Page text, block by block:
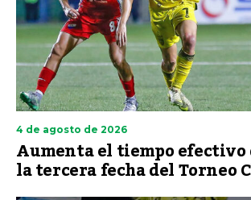
4 de agosto de 2026
Aumenta el tiempo efectivo
la tercera fecha del Torneo